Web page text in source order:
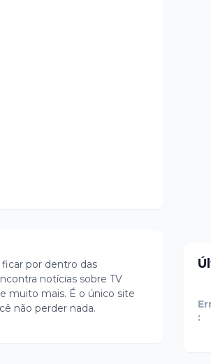
por dentro das
notícias sobre TV
muito mais. É o único site
não perder nada.
: